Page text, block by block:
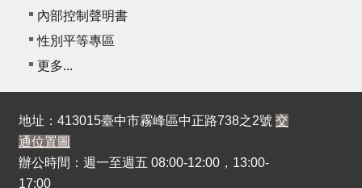
內部控制聲明書
性別平等專區
更多...
地址：413015臺中市霧峰區中正路738之2號 交
通位置圖
辦公時間：週一至週五 08:00-12:00，13:00-
17:00